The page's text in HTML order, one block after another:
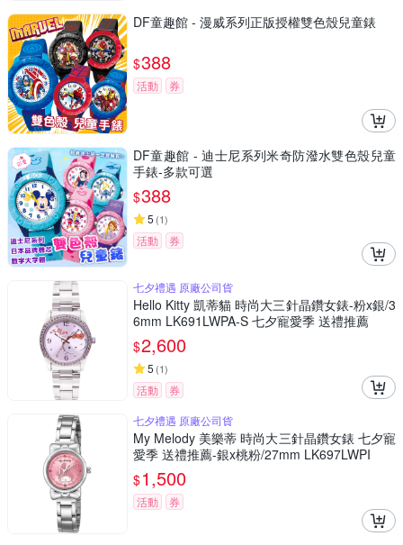
DF童趣館 - 漫威系列正版授權雙色殼兒童錶
$388
活動 券
DF童趣館 - 迪士尼系列米奇防潑水雙色殼兒童
手錶-多款可選
$388
5 (1)
活動 券
七夕禮遇 原廠公司貨
Hello Kitty 凱蒂貓 時尚大三針晶鑽女錶-粉x銀/3
6mm LK691LWPA-S 七夕寵愛季 送禮推薦
$2,600
5 (1)
活動
券
七夕禮遇 原廠公司貨
My Melody 美樂蒂 時尚大三針晶鑽女錶 七夕寵
愛季 送禮推薦-銀x桃粉/27mm LK697LWPI
$1,500
活動 券